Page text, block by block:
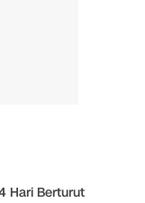
Hari Berturut